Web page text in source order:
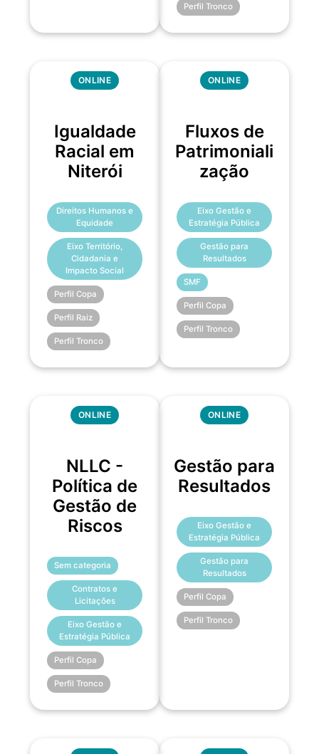
Perfil Tronco
ONLINE
Igualdade
Racial em
Niterói
Direitos Humanos e
Equidade
Eixo Território,
Cidadania e
Impacto Social
Perfil Copa
Perfil Raiz
Perfil Tronco
ONLINE
Fluxos de
Patrimoniali
zação
Eixo Gestão e
Estratégia Pública
Gestão para
Resultados
SMF
Perfil Copa
Perfil Tronco
ONLINE
NLLC -
Política de
Gestão de
Riscos
Sem categoria
Contratos e
Licitações
Eixo Gestão e
Estratégia Pública
Perfil Copa
Perfil Tronco
ONLINE
Gestão para
Resultados
Eixo Gestão e
Estratégia Pública
Gestão para
Resultados
Perfil Copa
Perfil Tronco